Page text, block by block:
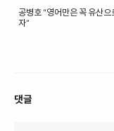
공병호 “영어만은 꼭 유산으
자”
댓글